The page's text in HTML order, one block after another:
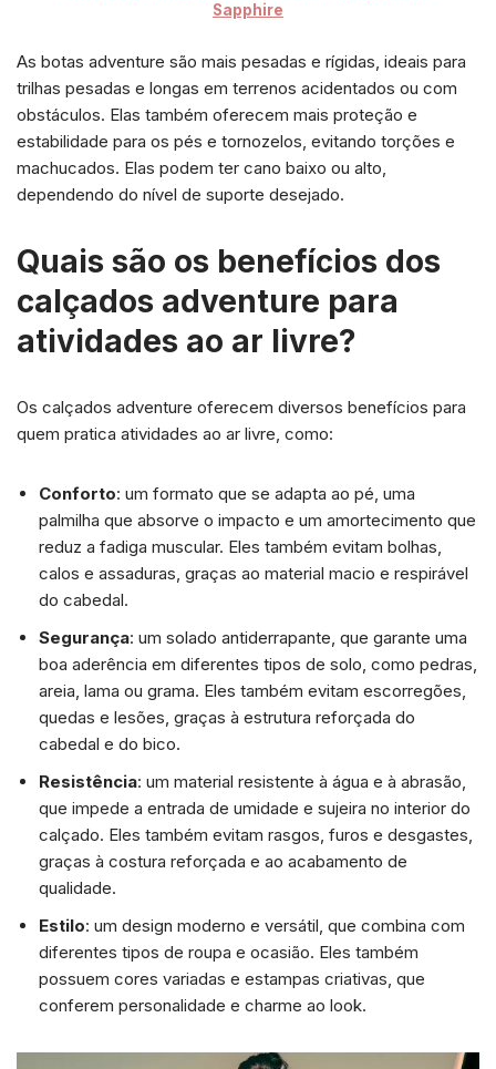
Sapphire
As botas adventure são mais pesadas e rígidas, ideais para
trilhas pesadas e longas em terrenos acidentados ou com
obstáculos. Elas também oferecem mais proteção e
estabilidade para os pés e tornozelos, evitando torções e
machucados. Elas podem ter cano baixo ou alto,
dependendo do nível de suporte desejado.
Quais são os benefícios dos
calçados adventure para
atividades ao ar livre?
Os calçados adventure oferecem diversos benefícios para
quem pratica atividades ao ar livre, como:
Conforto: um formato que se adapta ao pé, uma
palmilha que absorve o impacto e um amortecimento que
reduz a fadiga muscular. Eles também evitam bolhas,
calos e assaduras, graças ao material macio e respirável
do cabedal.
Segurança: um solado antiderrapante, que garante uma
boa aderência em diferentes tipos de solo, como pedras,
areia, lama ou grama. Eles também evitam escorregões,
quedas e lesões, graças à estrutura reforçada do
cabedal e do bico.
Resistência: um material resistente à água e à abrasão,
que impede a entrada de umidade e sujeira no interior do
calçado. Eles também evitam rasgos, furos e desgastes,
graças à costura reforçada e ao acabamento de
qualidade.
Estilo: um design moderno e versátil, que combina com
diferentes tipos de roupa e ocasião. Eles também
possuem cores variadas e estampas criativas, que
conferem personalidade e charme ao look.